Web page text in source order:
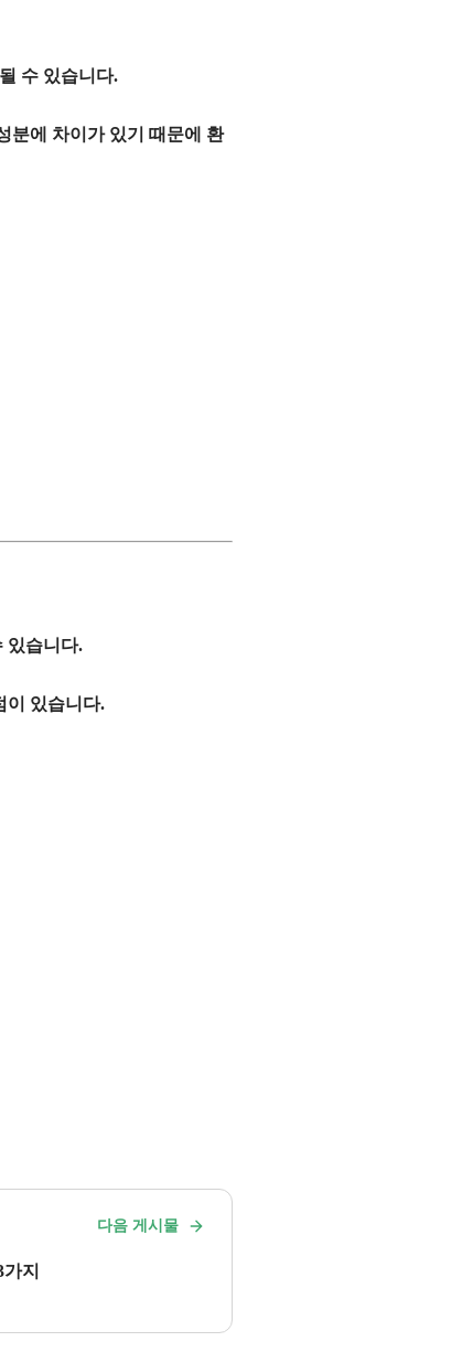
수 있습니다.
분에 차이가 있기 때문에 환
있습니다.
이 있습니다.
다음 게시물
지